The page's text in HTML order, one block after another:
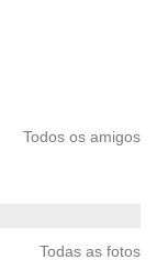
Todos os amigos
Todas as fotos